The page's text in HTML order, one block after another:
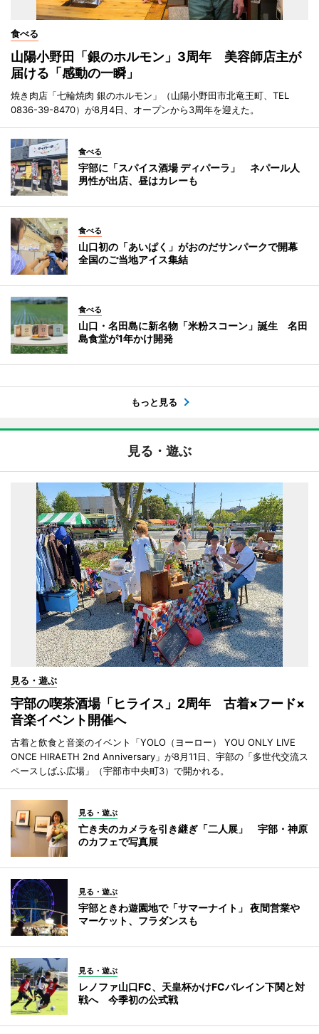
食べる
山陽小野田「銀のホルモン」3周年 美容師店主が
届ける「感動の一瞬」
焼き肉店「七輪焼肉 銀のホルモン」（山陽小野田市北竜王町、TEL
0836-39-8470）が8月4日、オープンから3周年を迎えた。
食べる
宇部に「スパイス酒場 ディパーラ」 ネパール人
男性が出店、昼はカレーも
食べる
山口初の「あいぱく」がおのだサンパークで開幕
全国のご当地アイス集結
食べる
山口・名田島に新名物「米粉スコーン」誕生 名田
島食堂が1年かけ開発
もっと見る
見る・遊ぶ
見る・遊ぶ
宇部の喫茶酒場「ヒライス」2周年 古着×フード×
音楽イベント開催へ
古着と飲食と音楽のイベント「YOLO（ヨーロー） YOU ONLY LIVE
ONCE HIRAETH 2nd Anniversary」が8月11日、宇部の「多世代交流ス
ペースしばふ広場」（宇部市中央町3）で開かれる。
見る・遊ぶ
亡き夫のカメラを引き継ぎ「二人展」 宇部・神原
のカフェで写真展
見る・遊ぶ
宇部ときわ遊園地で「サマーナイト」 夜間営業や
マーケット、フラダンスも
見る・遊ぶ
レノファ山口FC、天皇杯かけFCバレイン下関と対
戦へ 今季初の公式戦